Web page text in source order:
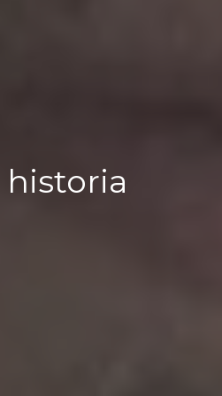
historia